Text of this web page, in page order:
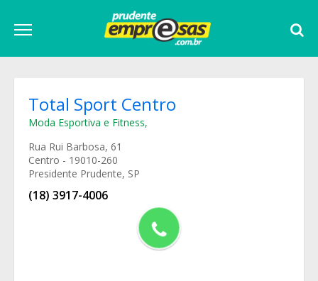
Total Sport Centro
Moda Esportiva e Fitness,
Rua Rui Barbosa, 61
Centro - 19010-260
Presidente Prudente, SP
(18) 3917-4006